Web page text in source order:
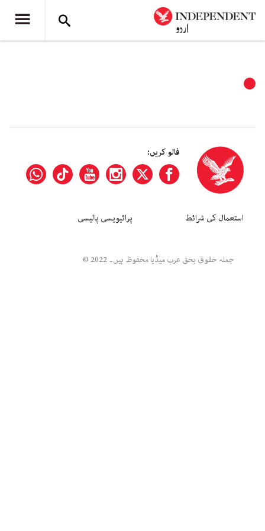
فالو کریں:
استعمال کی شرائط پرائیویسی پالیسی
جملہ حقوق بحق عرب میڈیا محفوظ ہیں۔ 2022 ©